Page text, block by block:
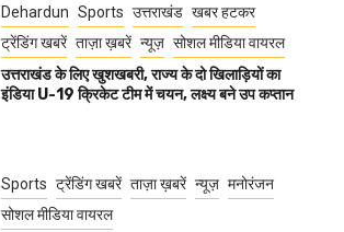
Dehardun Sports उत्तराखंड खबर हटकर
ट्रेंडिंग खबरें ताज़ा ख़बरें न्यूज़ सोशल मीडिया वायरल
उत्तराखंड के लिए खुशखबरी, राज्य के दो खिलाड़ियों का
इंडिया U-19 क्रिकेट टीम में चयन, लक्ष्य बने उप कप्तान
Sports ट्रेंडिंग खबरें ताज़ा ख़बरें न्यूज़ मनोरंजन
सोशल मीडिया वायरल